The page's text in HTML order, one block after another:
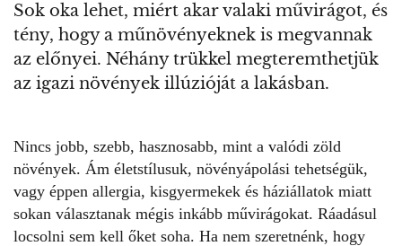
Sok oka lehet, miért akar valaki művirágot, és
tény, hogy a műnövényeknek is megvannak
az előnyei. Néhány trükkel megteremthetjük
az igazi növények illúzióját a lakásban.
Nincs jobb, szebb, hasznosabb, mint a valódi zöld
növények. Ám életstílusuk, növényápolási tehetségük,
vagy éppen allergia, kisgyermekek és háziállatok miatt
sokan választanak mégis inkább művirágokat. Ráadásul
locsolni sem kell őket soha. Ha nem szeretnénk, hogy